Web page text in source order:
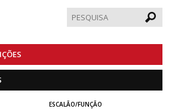
ESCALÃO/FUNÇÃO